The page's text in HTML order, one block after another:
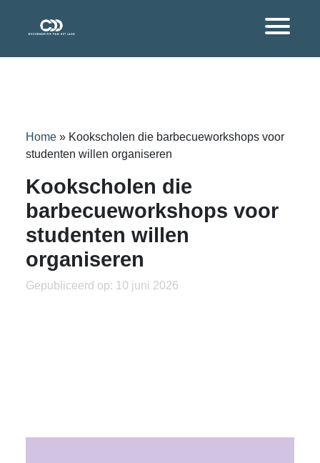
Home » Kookscholen die barbecueworkshops voor
studenten willen organiseren
Kookscholen die
barbecueworkshops voor
studenten willen
organiseren
Gepubliceerd op: 10 juni 2026